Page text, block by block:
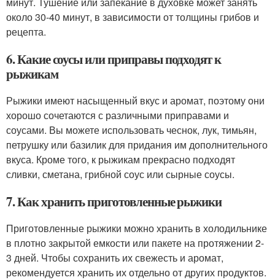
около 30-40 минут, в зависимости от толщины грибов и
рецепта.
6. Какие соусы или приправы подходят к
рыжикам
Рыжики имеют насыщенный вкус и аромат, поэтому они
хорошо сочетаются с различными приправами и
соусами. Вы можете использовать чеснок, лук, тимьян,
петрушку или базилик для придания им дополнительного
вкуса. Кроме того, к рыжикам прекрасно подходят
сливки, сметана, грибной соус или сырные соусы.
7. Как хранить приготовленные рыжики
Приготовленные рыжики можно хранить в холодильнике
в плотно закрытой емкости или пакете на протяжении 2-
3 дней. Чтобы сохранить их свежесть и аромат,
рекомендуется хранить их отдельно от других продуктов.